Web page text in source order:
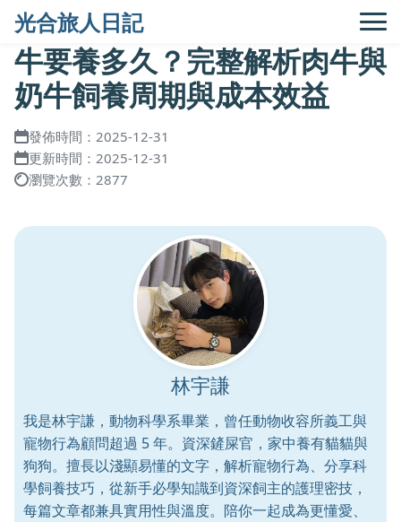
光合旅人日記
牛要養多久？完整解析肉牛與
奶牛飼養周期與成本效益
發佈時間：2025-12-31
更新時間：2025-12-31
瀏覽次數：2877
林宇謙
我是林宇謙，動物科學系畢業，曾任動物收容所義工與
寵物行為顧問超過 5 年。資深鏟屎官，家中養有貓貓與
狗狗。擅長以淺顯易懂的文字，解析寵物行為、分享科
學飼養技巧，從新手必學知識到資深飼主的護理密技，
每篇文章都兼具實用性與溫度。陪你一起成為更懂愛、